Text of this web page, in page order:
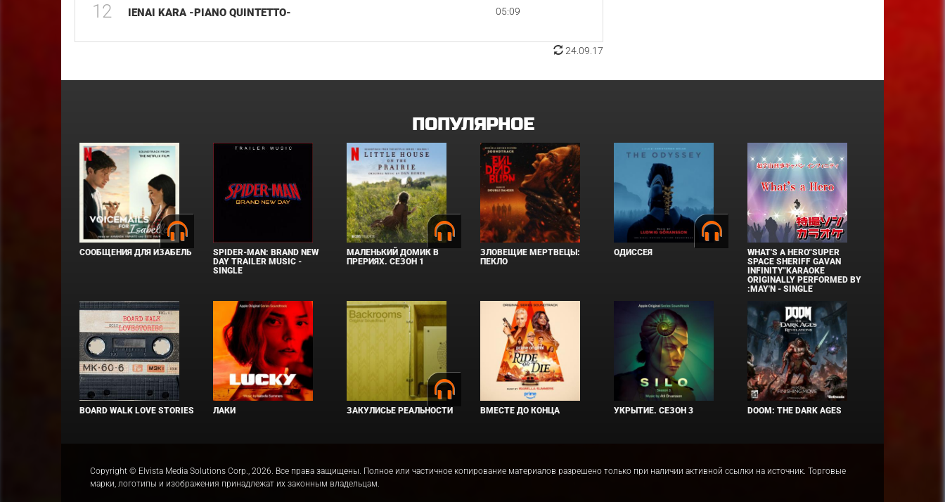
12 IENAI KARA -PIANO QUINTETTO- 05:09
24.09.17
ПОПУЛЯРНОЕ
СООБЩЕНИЯ ДЛЯ ИЗАБЕЛЬ
SPIDER-MAN: BRAND NEW
DAY TRAILER MUSIC -
SINGLE
МАЛЕНЬКИЙ ДОМИК В
ПРЕРИЯХ. СЕЗОН 1
ЗЛОВЕЩИЕ МЕРТВЕЦЫ:
ПЕКЛО
ОДИССЕЯ
WHAT'S A HERO"SUPER
SPACE SHERIFF GAVAN
INFINITY"KARAOKE
ORIGINALLY PERFORMED BY
:MAY'N - SINGLE
BOARD WALK LOVE STORIES ЛАКИ ЗАКУЛИСЬЕ РЕАЛЬНОСТИ ВМЕСТЕ ДО КОНЦА УКРЫТИЕ. СЕЗОН 3 DOOM: THE DARK AGES
Copyright © Elvista Media Solutions Corp., 2026. Все права защищены. Полное или частичное копирование материалов разрешено только при наличии активной ссылки на источник. Торговые
марки, логотипы и изображения принадлежат их законным владельцам.